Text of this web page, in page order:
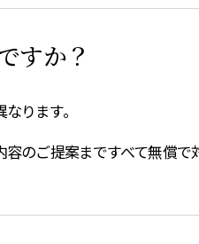
すか？
ります。
のご提案まですべて無償